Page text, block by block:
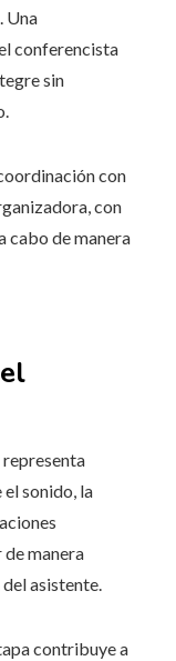
Una
conferencista
sin
con
con
cabo de manera
sonido, la
manera
asistente.
contribuye a